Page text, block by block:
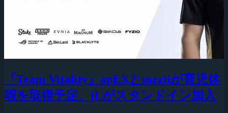
『Team Vitality』apEXとmeziiが育児休
暇を取得予定、jLがスタンドイン加入